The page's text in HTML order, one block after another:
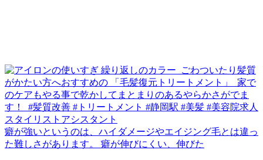
癖が強いというのは、ハイダメージやエイジング毛とは違っ
た難しさがあります。 癖が伸びにくい、伸びた